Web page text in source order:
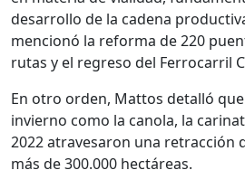
desarrollo de la cadena
mencionó la reforma de 220
rutas y el regreso del Ferrocarril
En otro orden, Mattos detalló
invierno como la canola, la
2022 atravesaron una retracción
más de 300.000 hectáreas.